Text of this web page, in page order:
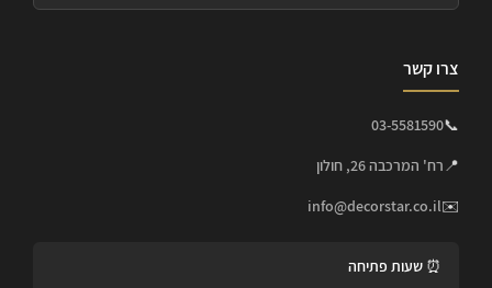
צרו קשר
📞
03-5581590
📍רח' המרכבה 26, חולון
✉️
info@decorstar.co.il
⏰ שעות פתיחה